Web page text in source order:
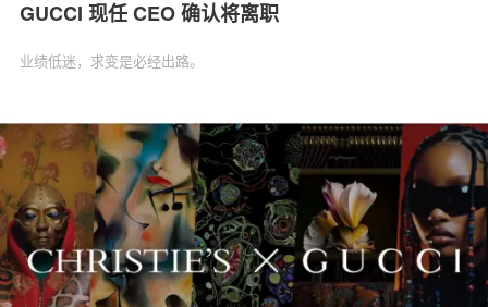
GUCCI 现任 CEO 确认将离职
业绩低迷，求变是必经出路。